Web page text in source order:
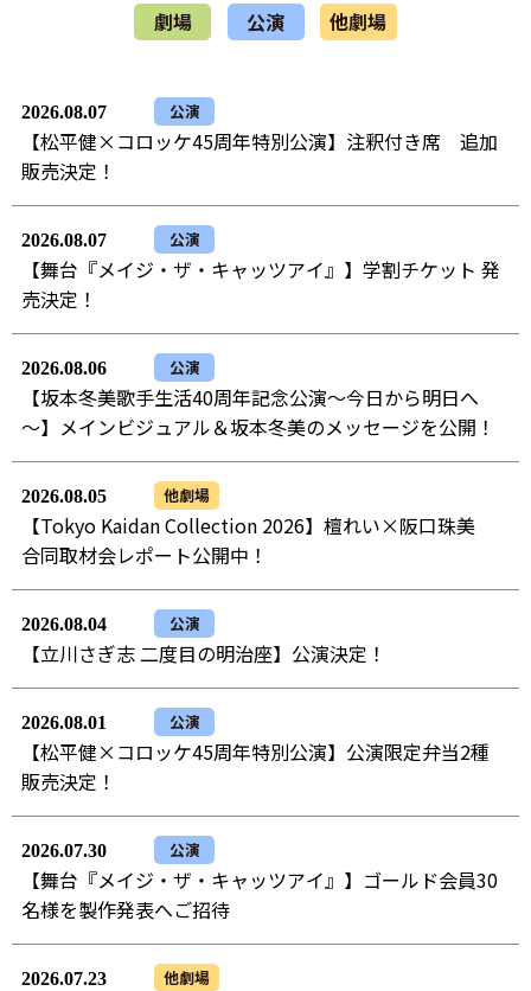
劇場 公演 他劇場
2026.08.07 公演
【松平健×コロッケ45周年特別公演】注釈付き席 追加
販売決定！
2026.08.07 公演
【舞台『メイジ・ザ・キャッツアイ』】学割チケット 発
売決定！
2026.08.06 公演
【坂本冬美歌手生活40周年記念公演～今日から明日へ
～】メインビジュアル＆坂本冬美のメッセージを公開！
2026.08.05 他劇場
【Tokyo Kaidan Collection 2026】檀れい×阪口珠美
合同取材会レポート公開中！
2026.08.04 公演
【立川さぎ志 二度目の明治座】公演決定！
2026.08.01 公演
【松平健×コロッケ45周年特別公演】公演限定弁当2種
販売決定！
2026.07.30 公演
【舞台『メイジ・ザ・キャッツアイ』】ゴールド会員30
名様を製作発表へご招待
2026.07.23 他劇場